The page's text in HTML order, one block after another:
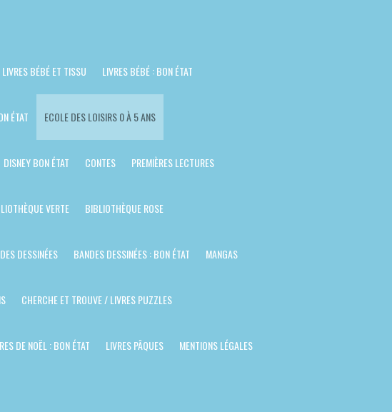
LIVRES BÉBÉ ET TISSU LIVRES BÉBÉ : BON ÉTAT
ÉTAT ECOLE DES LOISIRS 0 À 5 ANS
DISNEY BON ÉTAT CONTES PREMIÈRES LECTURES
VERTE BIBLIOTHÈQUE ROSE
DESSINÉES BANDES DESSINÉES : BON ÉTAT MANGAS
CHERCHE ET TROUVE / LIVRES PUZZLES
DE NOËL : BON ÉTAT LIVRES PÂQUES MENTIONS LÉGALES